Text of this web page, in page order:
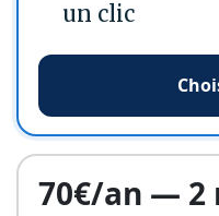
un clic
70€/an — 2